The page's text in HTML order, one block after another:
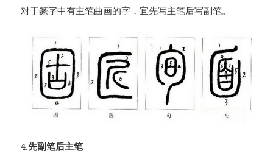
对于篆字中有主笔曲画的字，宜先写主笔后写副笔。
4.先副笔后主笔